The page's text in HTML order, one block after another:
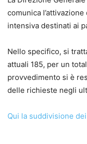
comunica
intensiva destinati ai
Nello specifico, si
attuali 185, per un
provvedimento si è
delle richieste negli
Qui la suddivisione